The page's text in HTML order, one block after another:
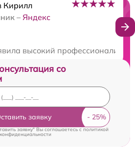
Кирилл
– Яндекс
высокий профессионализм
со
заявку
заявку" Вы соглашаетесь c политикой
конфиденциальности